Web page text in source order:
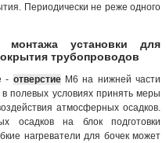
Периодически не реже одного
установки для
трубопроводов
- отверстиеМ6 на нижней части
полевых условиях принять меры
атмосферных осадков.
осадков на блок подготовки
нагреватели для бочек может